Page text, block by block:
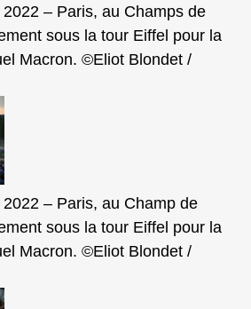
– Paris, au Champs de
sous la tour Eiffel pour la
Macron. ©Eliot Blondet /
– Paris, au Champ de
sous la tour Eiffel pour la
Macron. ©Eliot Blondet /